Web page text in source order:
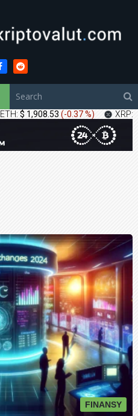
ETH: $ 1,908.53 (-0.37 %) XRP:
FINANSY